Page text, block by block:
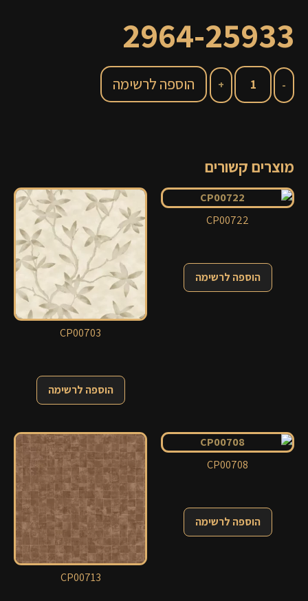
2964-25933
הוספה לרשימה
מוצרים קשורים
CP00722
הוספה לרשימה
CP00703
הוספה לרשימה
CP00708
הוספה לרשימה
CP00713